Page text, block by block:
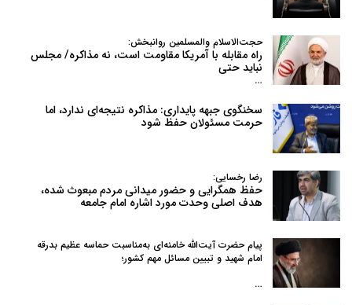
حجت‌الاسلام والمسلمین روانبخش:
راه مقابله با آمریکا مقاومت است، نه مذاکره/ مجلس
نباید حتی
…
سخنگوی جبهه پایداری: مذاکره نتیجه‌ای ندارد، اما
حرمت مسئولان حفظ شود
رضا رخسایی:
حفظ همگرایی و حضور میدانی مردم مبعوث شده،
هدف اصلی وحدت مورد اشاره امام جامعه
پیام حضرت آیت‌الله خامنه‌ای به‌مناسبت حماسه عظیم بدرقه
امام شهید و تبیین مسائل مهم کشور؛
…